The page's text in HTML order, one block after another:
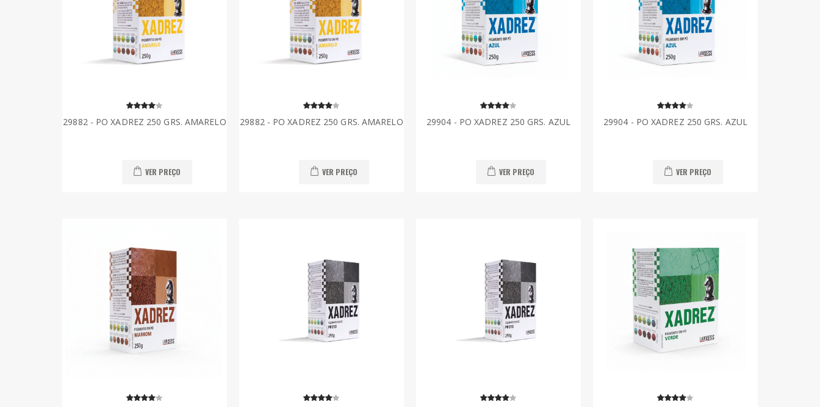
29882 - PO XADREZ 250 GRS. AMARELO
VER PREÇO
29882 - PO XADREZ 250 GRS. AMARELO
VER PREÇO
29904 - PO XADREZ 250 GRS. AZUL
VER PREÇO
29904 - PO XADREZ 250 GRS. AZUL
VER PREÇO